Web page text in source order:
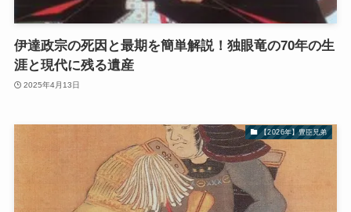
伊達政宗の死因と最期を簡単解説！独眼竜の70年の生
涯と現代に残る遺産
2025年4月13日
【2026年】豊臣兄弟